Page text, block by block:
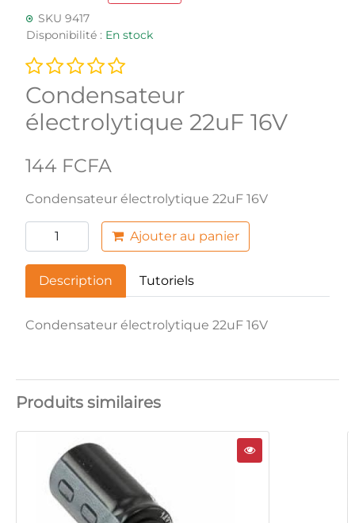
SKU 9417
Disponibilité : En stock
Condensateur
électrolytique 22uF 16V
144 FCFA
Condensateur électrolytique 22uF 16V
Ajouter au panier
Description Tutoriels
Condensateur électrolytique 22uF 16V
Produits similaires